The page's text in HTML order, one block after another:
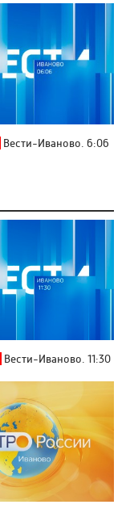
Вести-Иваново. 6:06
Вести-Иваново. 11:30